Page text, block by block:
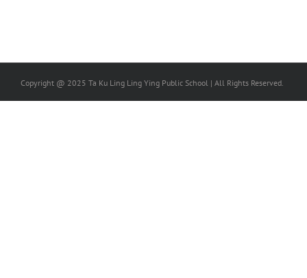
Copyright @ 2025 Ta Ku Ling Ling Ying Public School | All Rights Reserved.